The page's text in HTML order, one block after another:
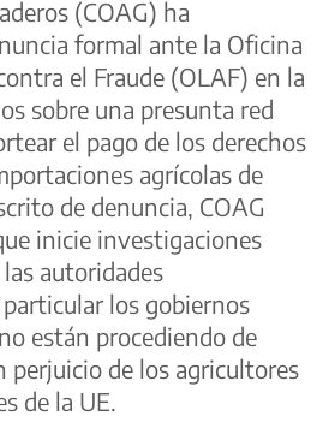
(COAG) ha
formal ante la Oficina
el Fraude (OLAF) en la
sobre una presunta red
el pago de los derechos
agrícolas de
de denuncia, COAG
inicie investigaciones
autoridades
los gobiernos
están procediendo de
perjuicio de los agricultores
de la UE.